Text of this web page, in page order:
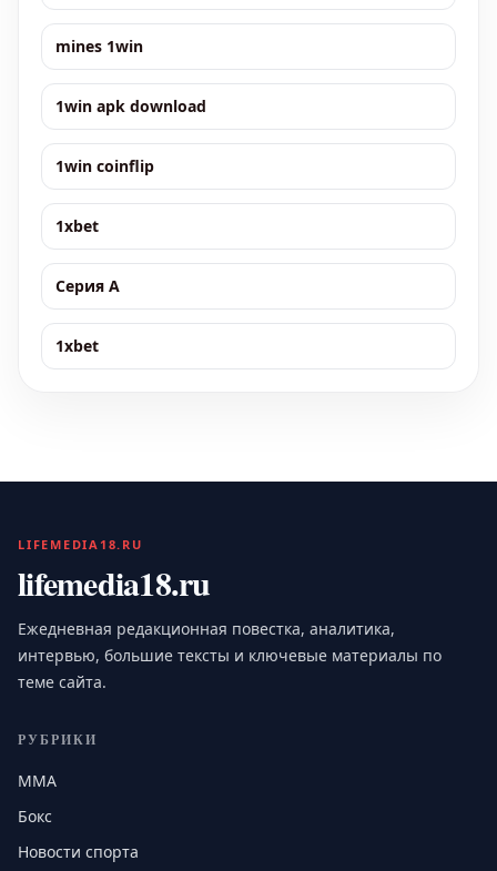
mines 1win
1win apk download
1win coinflip
1xbet
Серия А
1xbet
LIFEMEDIA18.RU
lifemedia18.ru
Ежедневная редакционная повестка, аналитика,
интервью, большие тексты и ключевые материалы по
теме сайта.
РУБРИКИ
MMA
Бокс
Новости спорта